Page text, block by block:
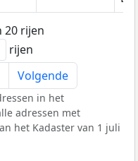
20 rijen
rijen
Volgende
in het
adressen met
het Kadaster van 1 juli